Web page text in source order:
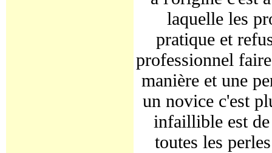
laquelle les
pratique et
professionnel
manière et une
un novice c'est
infaillible est
toutes les